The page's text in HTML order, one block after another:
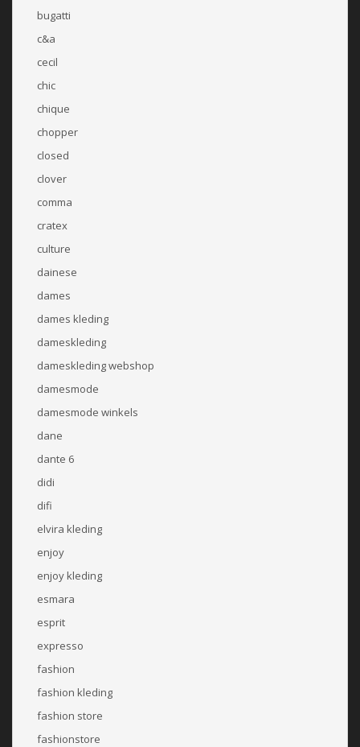
bugatti
c&a
cecil
chic
chique
chopper
closed
clover
comma
cratex
culture
dainese
dames
dames kleding
dameskleding
dameskleding webshop
damesmode
damesmode winkels
dane
dante 6
didi
difi
elvira kleding
enjoy
enjoy kleding
esmara
esprit
expresso
fashion
fashion kleding
fashion store
fashionstore